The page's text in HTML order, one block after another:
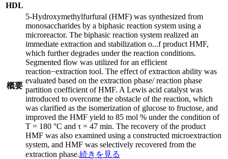
HDL
概要
5-Hydroxymethylfurfural (HMF) was synthesized from
monosaccharides by a biphasic reaction system using a
microreactor. The biphasic reaction system realized an
immediate extraction and stabilization o...f product HMF,
which further degrades under the reaction conditions.
Segmented flow was utilized for an efficient
reaction−extraction tool. The effect of extraction ability was
evaluated based on the extraction phase/ reaction phase
partition coefficient of HMF. A Lewis acid catalyst was
introduced to overcome the obstacle of the reaction, which
was clarified as the isomerization of glucose to fructose, and
improved the HMF yield to 85 mol % under the condition of
T = 180 °C and τ = 47 min. The recovery of the product
HMF was also examined using a constructed microextraction
system, and HMF was selectively recovered from the
extraction phase.続きを見る